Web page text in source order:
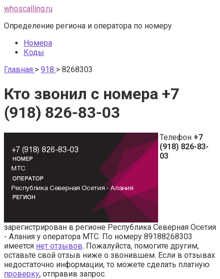
Перейти
контенту
whoscalling.ru
Определение региона и оператора по номеру
Номера
Коды
Главная > 918 > 8268303
Кто звонил с номера +7
(918) 826-83-03
Телефон +7
(918) 826-83-
03
зарегистрирован в регионе Республика Северная Осетия
- Алания у оператора МТС. По номеру 89188268303
имеется нет отзывов. Пожалуйста, помогите другим,
оставьте свой отзыв ниже о звонившем. Если в отзывах
недостаточно информации, то можете сделать платную
проверку, отправив запрос.